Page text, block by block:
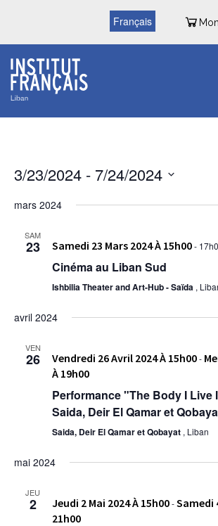
Français
3/23/2024 - 7/24/2024
une
mars 2024
SAM
23 Samedi 23 Mars 2024 À 15h00-
Cinéma au Liban Sud
Ishbilia Theater and Art-Hub - Saïda ,
avril 2024
VEN
26 Vendredi 26 Avril 2024 À 15h00-
À 19h00
Performance "The Body I Live
Saida, Deir El Qamar et
Saida, Deir El Qamar et Qobayat , Liban
mai 2024
JEU
2 Jeudi 2 Mai 2024 À 15h00-Samedi
21h00